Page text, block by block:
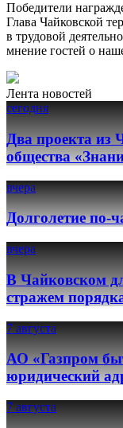
Победители
Глава Чайковской
в трудовой
мнение гостей о
Лента новостей
сегодня
Два проекта из
общества
вчера
Долголетие по-
вчера
В Чайковском
стражем
7 августа
АО «Газпром
юридический
7 августа